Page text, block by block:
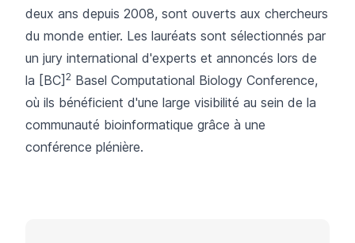
deux ans depuis 2008, sont ouverts aux chercheurs
du monde entier. Les lauréats sont sélectionnés par
un jury international d'experts et annoncés lors de
la [BC] 2 Basel Computational Biology Conference,
où ils bénéficient d'une large visibilité au sein de la
communauté bioinformatique grâce à une
conférence plénière.